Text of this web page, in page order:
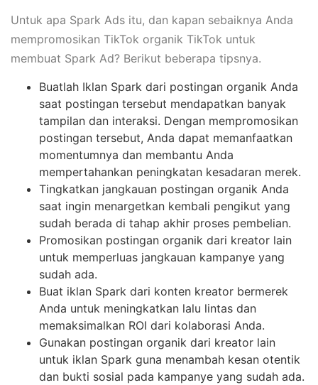
Untuk apa Spark Ads itu, dan kapan sebaiknya Anda
mempromosikan TikTok organik TikTok untuk
membuat Spark Ad? Berikut beberapa tipsnya.
Buatlah Iklan Spark dari postingan organik Anda
saat postingan tersebut mendapatkan banyak
tampilan dan interaksi. Dengan mempromosikan
postingan tersebut, Anda dapat memanfaatkan
momentumnya dan membantu Anda
mempertahankan peningkatan kesadaran merek.
Tingkatkan jangkauan postingan organik Anda
saat ingin menargetkan kembali pengikut yang
sudah berada di tahap akhir proses pembelian.
Promosikan postingan organik dari kreator lain
untuk memperluas jangkauan kampanye yang
sudah ada.
Buat iklan Spark dari konten kreator bermerek
Anda untuk meningkatkan lalu lintas dan
memaksimalkan ROI dari kolaborasi Anda.
Gunakan postingan organik dari kreator lain
untuk iklan Spark guna menambah kesan otentik
dan bukti sosial pada kampanye yang sudah ada.